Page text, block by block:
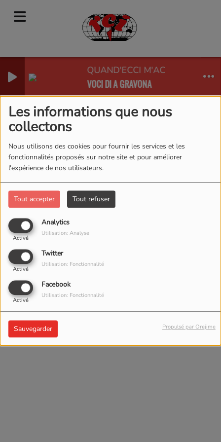
Les informations que nous
collectons
Nous utilisons des cookies pour fournir les services et les
fonctionnalités proposés sur notre site et pour améliorer
l'expérience de nos utilisateurs.
Tout accepter Tout refuser
Analytics
Activé
Utilisation: Analyse
Twitter
Activé
Utilisation: Fonctionnalité
Facebook
Activé
Utilisation: Fonctionnalité
Sauvegarder Propulsé par Orejime
QUAND'ECCI M'ACCURDARANI
VOCI DI A GRAVONA
RADIO CORSICA INTERNATIONAL
Photos
Photos